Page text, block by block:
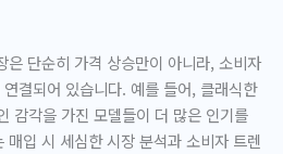
단순히 가격 상승만이 아니라, 소비자
결되어 있습니다. 예를 들어, 클래식한
감각을 가진 모델들이 더 많은 인기를
매입 시 세심한 시장 분석과 소비자 트렌